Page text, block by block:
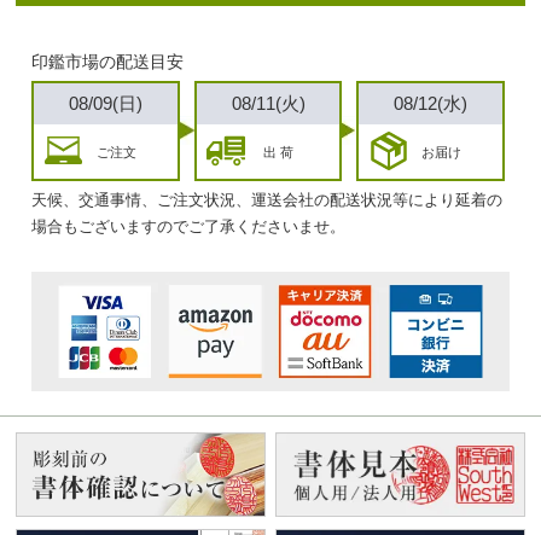
印鑑市場の配送目安
08/09(日)
ご注文
08/11(火)
出 荷
08/12(水)
お届け
天候、交通事情、ご注文状況、運送会社の配送状況等により延着の
場合もございますのでご了承くださいませ。